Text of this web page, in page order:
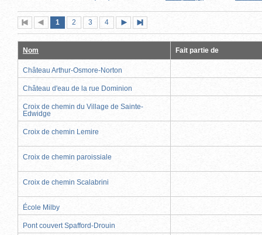
Première
page
Page
précédente
Page
1 (page
actuelle)
Page
2 Page
3 Page
4
suivante
page
Nom Fait partie de
Château Arthur-Osmore-Norton
Château d'eau de la rue Dominion
Croix de chemin du Village de Sainte-
Edwidge
Croix de chemin Lemire
Croix de chemin paroissiale
Croix de chemin Scalabrini
École Milby
Pont couvert Spafford-Drouin